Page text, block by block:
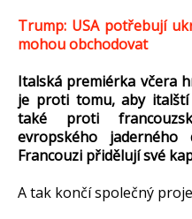
Trump: USA potřebují
mohou obchodovat
Italská premiérka včera
je proti tomu, aby
také proti
evropského
Francouzi přidělují své
A tak končí společný